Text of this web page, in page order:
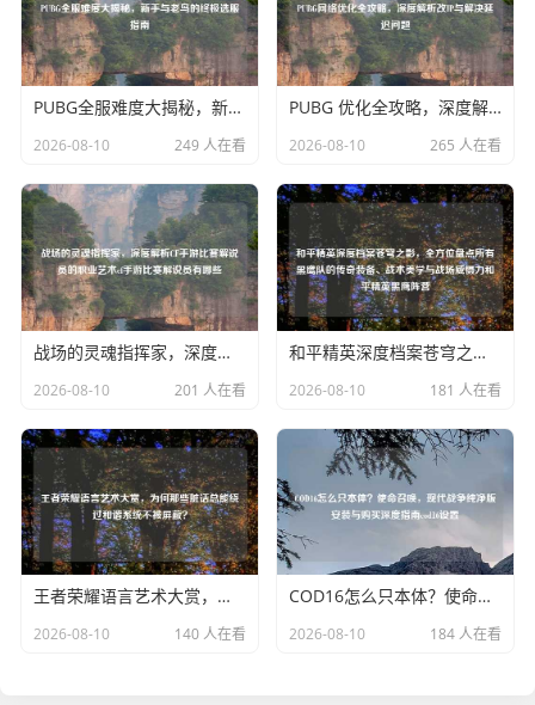
PUBG全服难度大揭秘，新手与老鸟的终极选服指南
2026-08-10 249 人在看
PUBG 优化全攻略，深度解析改IP与解决延迟问题
2026-08-10 265 人在看
战场的灵魂指挥家，深度解析CF手游比赛解说员的职业艺术cf手游比赛解说员有哪些
2026-08-10 201 人在看
和平精英深度档案苍穹之影，全方位盘点所有黑鹰队的传奇装备、战术美学与战场威慑力和平精英黑鹰阵营
2026-08-10 181 人在看
王者荣耀语言艺术大赏，为何那些脏话总能绕过和谐系统不被屏蔽？
2026-08-10 140 人在看
COD16怎么只本体？使命召唤，现代战争纯净版安装与购买深度指南cod16设置
2026-08-10 184 人在看